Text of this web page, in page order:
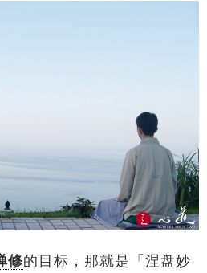
修的目标，那就是「涅盘妙